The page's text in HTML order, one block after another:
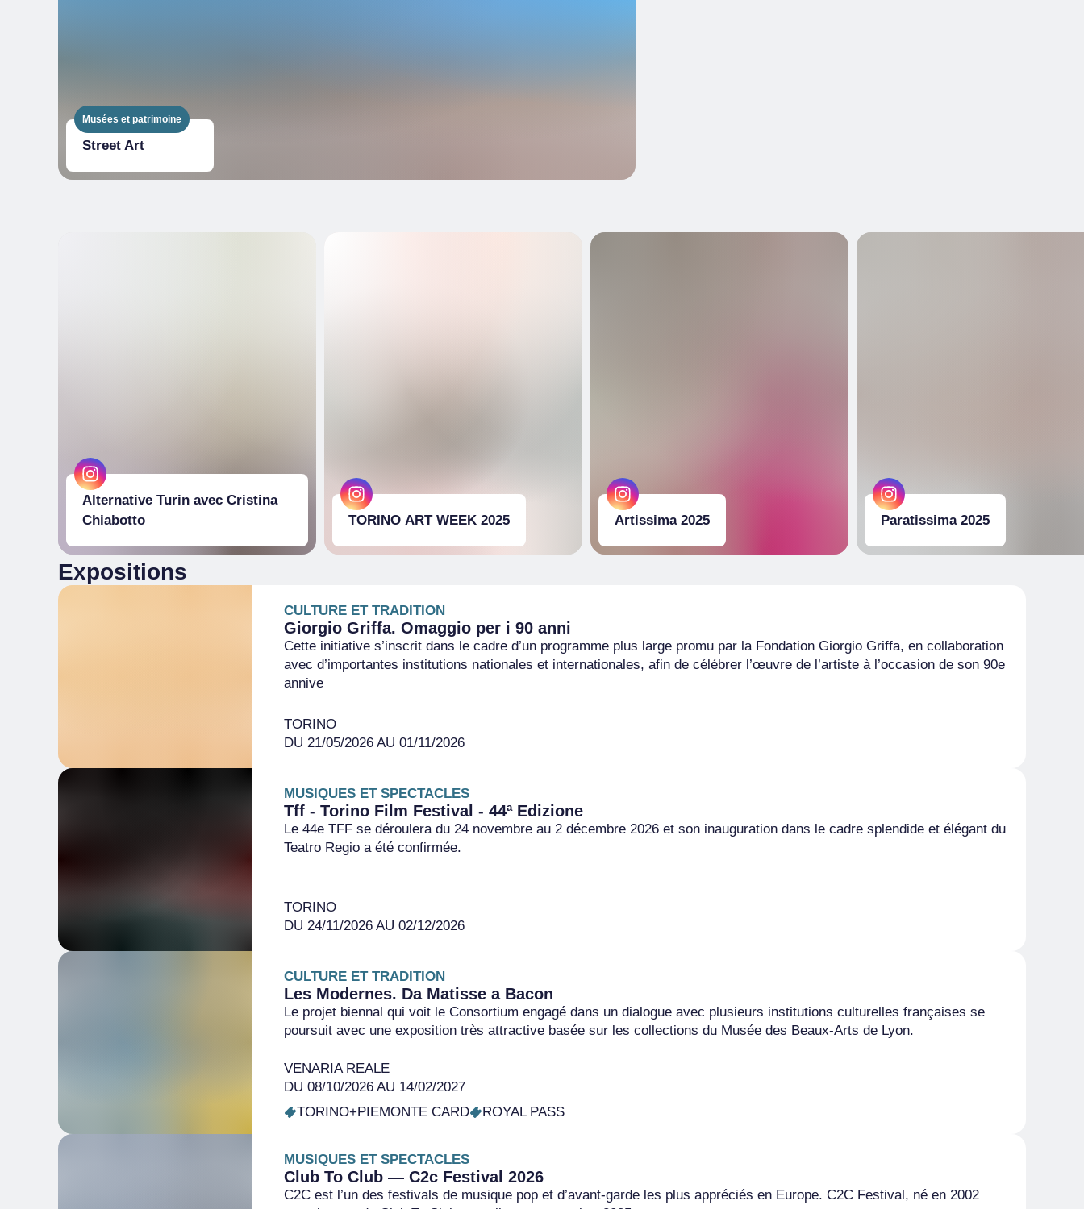
Musées et patrimoine
Street Art
Alternative Turin avec Cristina
Chiabotto
TORINO ART WEEK 2025 Artissima 2025 Paratissima 2025
Expositions
CULTURE ET TRADITION
Giorgio Griffa. Omaggio per i 90 anni
Cette initiative s’inscrit dans le cadre d’un programme plus large promu par la Fondation Giorgio Griffa, en collaboration
avec d’importantes institutions nationales et internationales, afin de célébrer l’œuvre de l’artiste à l’occasion de son 90e
annive
TORINO
DU 21/05/2026 AU 01/11/2026
MUSIQUES ET SPECTACLES
Tff - Torino Film Festival - 44ª Edizione
Le 44e TFF se déroulera du 24 novembre au 2 décembre 2026 et son inauguration dans le cadre splendide et élégant du
Teatro Regio a été confirmée.
TORINO
DU 24/11/2026 AU 02/12/2026
CULTURE ET TRADITION
Les Modernes. Da Matisse a Bacon
Le projet biennal qui voit le Consortium engagé dans un dialogue avec plusieurs institutions culturelles françaises se
poursuit avec une exposition très attractive basée sur les collections du Musée des Beaux-Arts de Lyon.
VENARIA REALE
DU 08/10/2026 AU 14/02/2027
TORINO+PIEMONTE CARD
ROYAL PASS
MUSIQUES ET SPECTACLES
Club To Club — C2c Festival 2026
C2C est l’un des festivals de musique pop et d’avant-garde les plus appréciés en Europe. C2C Festival, né en 2002